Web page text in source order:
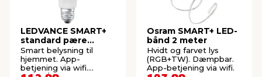
LEDVANCE SMART+
standard pære
RGBW E27 9,5 W
Smart belysning til
hjemmet. App-
betjening via wifi.
Osram SMART+ LED-
bånd 2 meter
Hvidt og farvet lys
(RGB+TW). Dæmpbar.
App-betjening via wifi.